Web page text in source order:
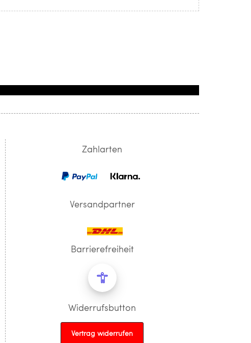
Zahlarten
Versandpartner
Barrierefreiheit
Widerrufsbutton
Vertrag widerrufen